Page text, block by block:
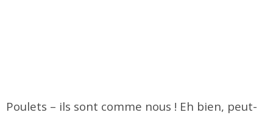
Poulets – ils sont comme nous ! Eh bien, peut-